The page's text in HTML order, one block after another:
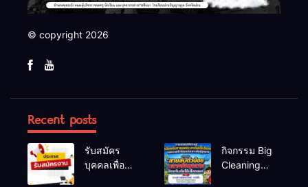
© copyright 2026
Recent posts
รับสมัคร
บุคคลเพื่อ
กิจกรรม Big
Cleaning